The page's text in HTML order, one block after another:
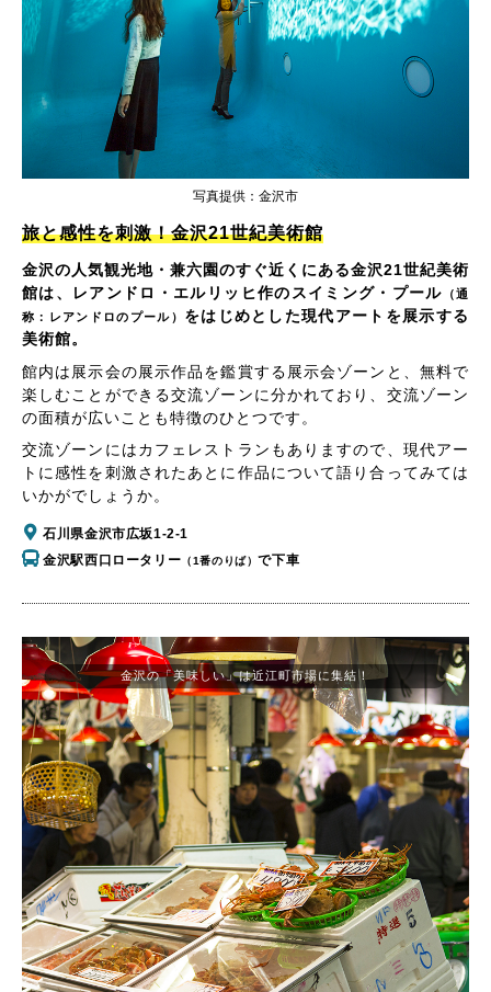
旅と感性を刺激！金沢21世紀美術館
金沢の人気観光地・兼六園のすぐ近くにある金沢21世紀美術
館は、レアンドロ・エルリッヒ作のスイミング・プール （通
称：レアンドロのプール） をはじめとした現代アートを展示する
美術館。
館内は展示会の展示作品を鑑賞する展示会ゾーンと、無料で
楽しむことができる交流ゾーンに分かれており、交流ゾーン
の面積が広いことも特徴のひとつです。
交流ゾーンにはカフェレストランもありますので、現代アー
トに感性を刺激されたあとに作品について語り合ってみては
いかがでしょうか。
石川県金沢市広坂1-2-1
金沢駅西口ロータリー （1番のりば）で下車
写真提供：金沢市
金沢の「美味しい」は近江町市場に集結！